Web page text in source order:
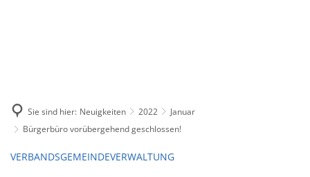
Sie sind hier: Neuigkeiten 2022
Januar
Bürgerbüro vorübergehend geschlossen!
VERBANDSGEMEINDEVERWALTUNG